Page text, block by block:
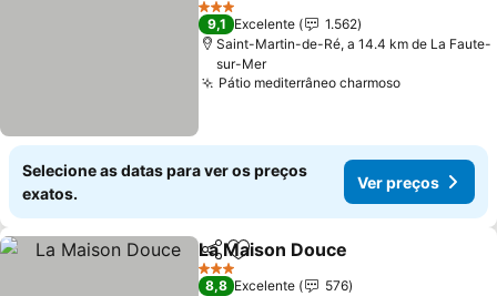
3 Estrelas
9,1 Excelente
1.562
Saint-Martin-de-Ré, a 14.4 km de La Faute-
sur-Mer
Pátio mediterrâneo charmoso
Selecione as datas para ver os preços
exatos.
Ver preços
PartilharAdicionar aos favoritos
La Maison Douce
3 Estrelas
8,8 Excelente
576